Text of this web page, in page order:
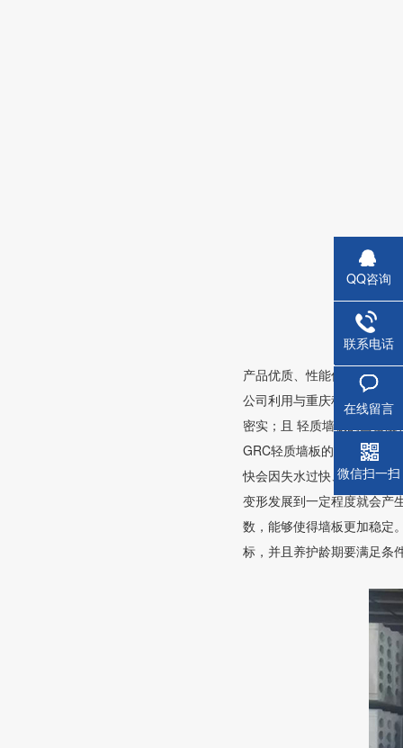
产品优质、性能优越
公司利用与重庆科技学院建
密实；且 轻质墙板的面密
GRC轻质墙板的主要材料
快会因失水过快、过多而产
变形发展到一定程度就会产
数，能够使得墙板更加稳定
标，并且养护龄期要满足条
QQ咨询
联系电话
蒸压钢
在线留言
微信扫一扫